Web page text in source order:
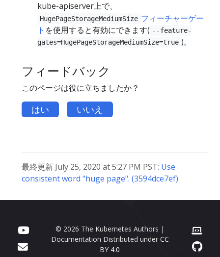
kube-apiserver上で、
HugePageStorageMediumSize フィーチャーゲー
ト を使用すると有効にできます( --feature-
gates=HugePageStorageMediumSize=true )。
フィードバック
このページは役に立ちましたか？
はい いいえ
最終更新 July 25, 2020 at 5:27 PM PST: Use
consistent word "huge page". (3594dce7ef)
© 2026 The Kubernetes Authors |
Documentation Distributed under CC
BY 4.0